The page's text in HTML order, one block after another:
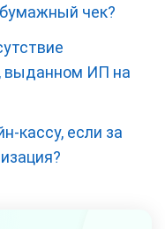
чек?
выданном ИП на
кассу, если за